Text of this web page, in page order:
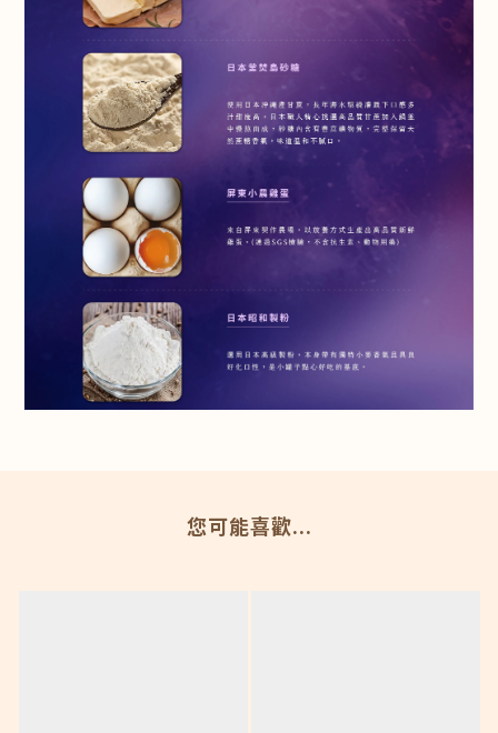
您可能喜歡...